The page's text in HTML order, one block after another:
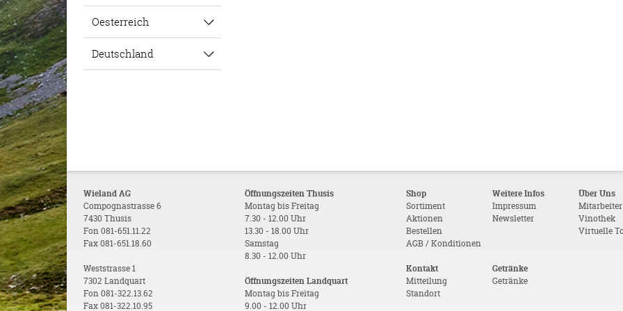
Oesterreich
Deutschland
Wieland AG
Compognastrasse 6
7430 Thusis
Fon 081-651.11.22
Fax 081-651.18.60
Weststrasse 1
7302 Landquart
Fon 081-322.13.62
Fax 081-322.10.95
Öffnungszeiten Thusis
Montag bis Freitag
7.30 - 12.00 Uhr
13.30 - 18.00 Uhr
Samstag
8.30 - 12.00 Uhr
Öffnungszeiten Landquart
Montag bis Freitag
9.00 - 12.00 Uhr
Shop
Sortiment
Aktionen
Bestellen
AGB / Konditionen
Weitere Infos
Impressum
Newsletter
Über Uns
Mitarbeiter
Vinothek
Virtuelle
Kontakt
Mitteilung
Standort
Getränke
Getränke